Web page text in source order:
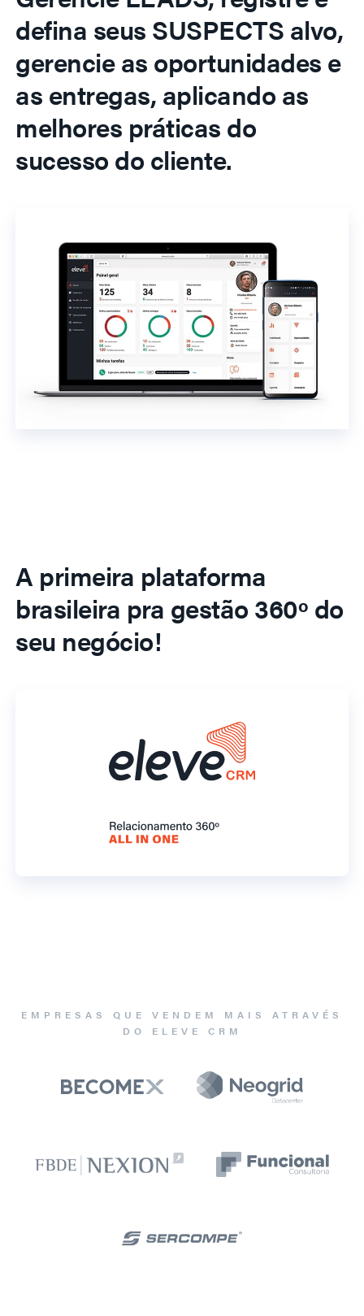
defina seus SUSPECTS alvo,
gerencie as oportunidades e
as entregas, aplicando as
melhores práticas do
sucesso do cliente.
A primeira plataforma
brasileira pra gestão 360º do
seu negócio!
EMPRESAS QUE VENDEM MAIS ATRAVÉS
DO ELEVE CRM